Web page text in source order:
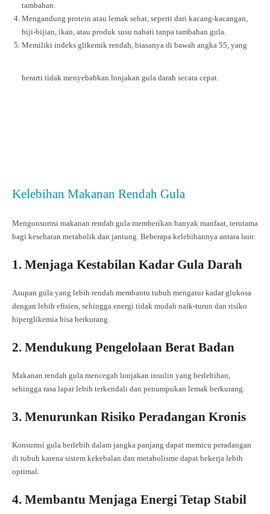
tambahan.
Mengandung protein atau lemak sehat, seperti dari kacang-kacangan,
biji-bijian, ikan, atau produk susu nabati tanpa tambahan gula.
Memiliki indeks glikemik rendah, biasanya di bawah angka 55, yang
berarti tidak menyebabkan lonjakan gula darah secara cepat.
Kelebihan Makanan Rendah Gula
Mengonsumsi makanan rendah gula memberikan banyak manfaat, terutama
bagi kesehatan metabolik dan jantung. Beberapa kelebihannya antara lain:
1. Menjaga Kestabilan Kadar Gula Darah
Asupan gula yang lebih rendah membantu tubuh mengatur kadar glukosa
dengan lebih efisien, sehingga energi tidak mudah naik-turun dan risiko
hiperglikemia bisa berkurang.
2. Mendukung Pengelolaan Berat Badan
Makanan rendah gula mencegah lonjakan insulin yang berlebihan,
sehingga rasa lapar lebih terkendali dan penumpukan lemak berkurang.
3. Menurunkan Risiko Peradangan Kronis
Konsumsi gula berlebih dalam jangka panjang dapat memicu peradangan
di tubuh karena sistem kekebalan dan metabolisme dapat bekerja lebih
optimal.
4. Membantu Menjaga Energi Tetap Stabil